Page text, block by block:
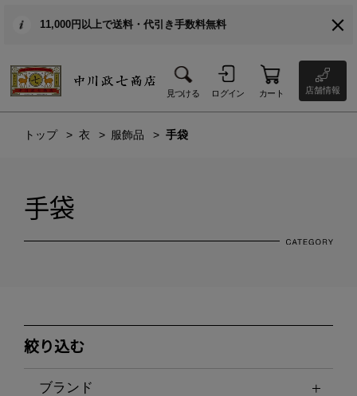
11,000円以上で送料・代引き手数料無料
見つける ログイン カート 店舗情報
トップ 衣 服飾品 手袋
手袋
絞り込む
ブランド